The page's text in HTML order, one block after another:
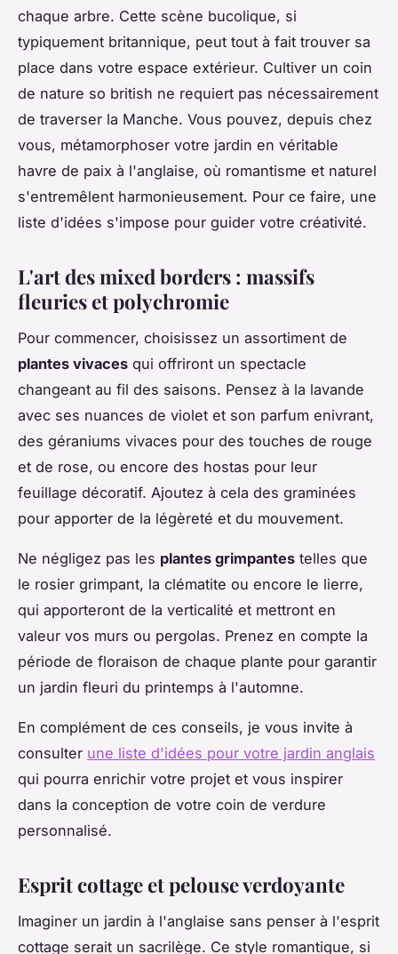
chaque arbre. Cette scène bucolique, si
typiquement britannique, peut tout à fait trouver sa
place dans votre espace extérieur. Cultiver un coin
de nature so british ne requiert pas nécessairement
de traverser la Manche. Vous pouvez, depuis chez
vous, métamorphoser votre jardin en véritable
havre de paix à l'anglaise, où romantisme et naturel
s'entremêlent harmonieusement. Pour ce faire, une
liste d'idées s'impose pour guider votre créativité.
L'art des mixed borders : massifs
fleuries et polychromie
Pour commencer, choisissez un assortiment de
plantes vivaces qui offriront un spectacle
changeant au fil des saisons. Pensez à la lavande
avec ses nuances de violet et son parfum enivrant,
des géraniums vivaces pour des touches de rouge
et de rose, ou encore des hostas pour leur
feuillage décoratif. Ajoutez à cela des graminées
pour apporter de la légèreté et du mouvement.
Ne négligez pas les plantes grimpantes telles que
le rosier grimpant, la clématite ou encore le lierre,
qui apporteront de la verticalité et mettront en
valeur vos murs ou pergolas. Prenez en compte la
période de floraison de chaque plante pour garantir
un jardin fleuri du printemps à l'automne.
En complément de ces conseils, je vous invite à
consulter une liste d'idées pour votre jardin anglais
qui pourra enrichir votre projet et vous inspirer
dans la conception de votre coin de verdure
personnalisé.
Esprit cottage et pelouse verdoyante
Imaginer un jardin à l'anglaise sans penser à l'esprit
cottage serait un sacrilège. Ce style romantique, si